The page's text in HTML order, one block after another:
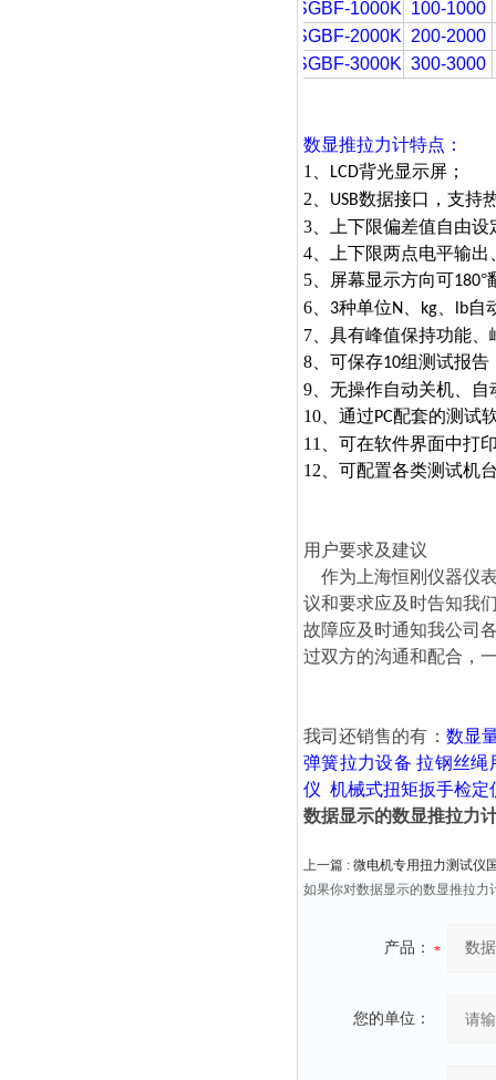
SGBF-1000K 100-1000
SGBF-2000K 200-2000
SGBF-3000K 300-3000
数显推拉力计特点：
1、
LCD背光显示屏；
2、 USB数据接口，支持
3、上下限偏差值自由
4、上下限两点电平输
5、屏幕显示方向可180°
6、 3种单位N kg lb自
7、具有峰值保持功能
8、可保存10组测试报告
9、无操作自动关机、
10、通过PC配套的测试
11、可在软件界面中打
12、可配置各类测试机
用户要求及建议
作为上海恒刚仪器仪
议和要求应及时告知我
故障应及时通知我公司
过双方的沟通和配合，
我司还销售的有： 数显
弹簧拉力设备 拉钢丝绳
仪 机械式扭矩扳手检定
数据显示的数显推拉力
上一篇 : 微电机专用扭力测试仪
如果你对数据显示的数显推拉力
产品：
您的单位：